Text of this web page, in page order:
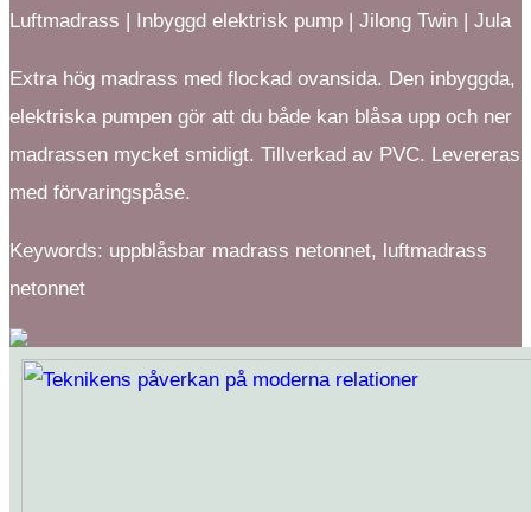
Luftmadrass | Inbyggd elektrisk pump | Jilong Twin | Jula
Extra hög madrass med flockad ovansida. Den inbyggda,
elektriska pumpen gör att du både kan blåsa upp och ner
madrassen mycket smidigt. Tillverkad av PVC. Levereras
med förvaringspåse.
Keywords: uppblåsbar madrass netonnet, luftmadrass
netonnet